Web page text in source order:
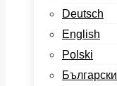
Deutsch
English
Polski
Български